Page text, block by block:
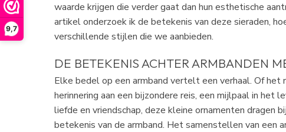
9,7
waarde krijgen die verder gaat dan hun esthetische
artikel onderzoek ik de betekenis van deze sieraden,
verschillende stijlen die we aanbieden.
DE BETEKENIS ACHTER ARMBANDEN
Elke bedel op een armband vertelt een verhaal. Of het
herinnering aan een bijzondere reis, een mijlpaal in het
liefde en vriendschap, deze kleine ornamenten dragen
betekenis van de armband. Het samenstellen van een